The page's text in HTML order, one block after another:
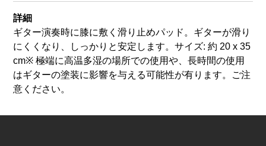
詳細
ギター演奏時に膝に敷く滑り止めパッド。ギターが滑り
にくくなり、しっかりと安定します。サイズ: 約 20 x 35
cm※ 極端に高温多湿の場所での使用や、長時間の使用
はギターの塗装に影響を与える可能性が有ります。ご注
意ください。